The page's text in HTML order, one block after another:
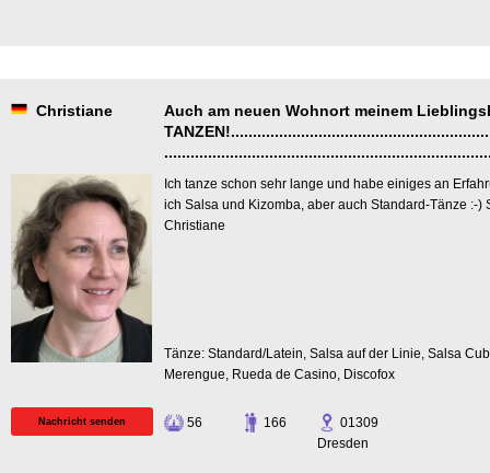
Christiane
Auch am neuen Wohnort meinem
Ich tanze schon sehr lange und habe einiges an
ich Salsa und Kizomba, aber auch Standard-Tänze :-)
Christiane
Tänze: Standard/Latein, Salsa auf der Linie, Salsa
Merengue, Rueda de Casino, Discofox
Nachricht senden 56 166
01309
Dresden